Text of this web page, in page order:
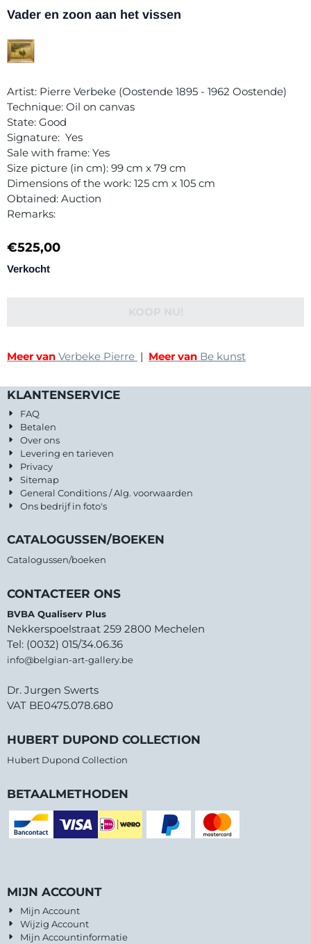
Vader en zoon aan het vissen
Artist: Pierre Verbeke (Oostende 1895 - 1962 Oostende)
Technique: Oil on canvas
State: Good
Signature: Yes
Sale with frame: Yes
Size picture (in cm): 99 cm x 79 cm
Dimensions of the work: 125 cm x 105 cm
Obtained: Auction
Remarks:
€525,00
Verkocht
Meer van Verbeke Pierre | Meer van Be kunst
KLANTENSERVICE
FAQ
Betalen
Over ons
Levering en tarieven
Privacy
Sitemap
General Conditions / Alg. voorwaarden
Ons bedrijf in foto's
CATALOGUSSEN/BOEKEN
Catalogussen/boeken
CONTACTEER ONS
BVBA Qualiserv Plus
Nekkerspoelstraat 259 2800 Mechelen
Tel: (0032) 015/34.06.36
info@belgian-art-gallery.be
Dr. Jurgen Swerts
VAT BE0475.078.680
HUBERT DUPOND COLLECTION
Hubert Dupond Collection
BETAALMETHODEN
MIJN ACCOUNT
Mijn Account
Wijzig Account
Mijn Accountinformatie